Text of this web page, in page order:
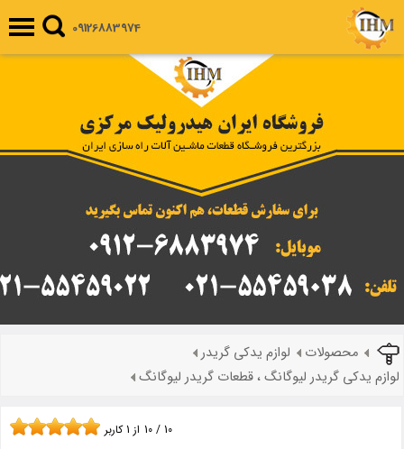
09126883974
محصولات
لوازم یدکی گریدر
لوازم یدکی گریدر لیوگانگ ، قطعات گریدر لیوگانگ
10 / 10 از 1کاربر